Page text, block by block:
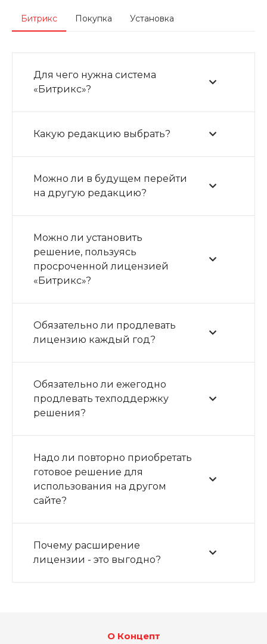
Битрикс Покупка Установка
Для чего нужна система
«Битрикс»?
Какую редакцию выбрать?
Можно ли в будущем перейти
на другую редакцию?
Можно ли установить
решение, пользуясь
просроченной лицензией
«Битрикс»?
Обязательно ли продлевать
лицензию каждый год?
Обязательно ли ежегодно
продлевать техподдержку
решения?
Надо ли повторно приобретать
готовое решение для
использования на другом
сайте?
Почему расширение
лицензии - это выгодно?
О Концепт